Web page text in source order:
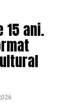
cÄ
spui cÄ e
Åi dÄ
sÄ faci
a instalat
pe
15 ani.